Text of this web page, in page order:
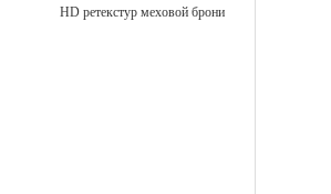
HD ретекстур меховой брони